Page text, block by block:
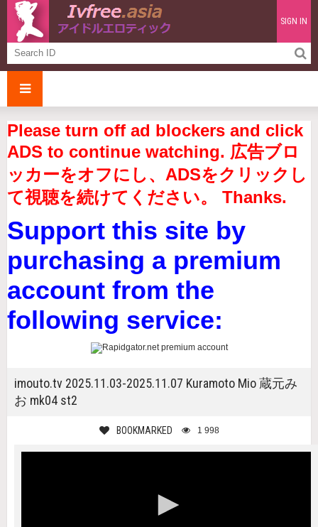
SIGN IN
Please turn off ad blockers and click
ADS to continue watching. 広告ブロ
ッカーをオフにし、ADSをクリックし
て視聴を続けてください。 Thanks.
Support this site by
purchasing a premium
account from the
following service:
imouto.tv 2025.11.03-2025.11.07 Kuramoto Mio 蔵元み
お mk04 st2
BOOKMARKED 1 998